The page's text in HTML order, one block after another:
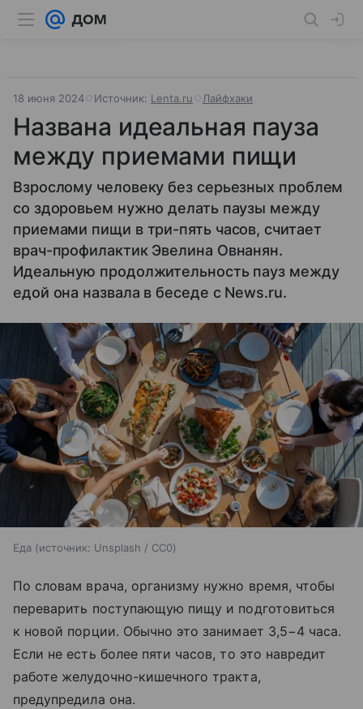
18 июня 2024 Источник: Lenta.ru Лайфхаки
Названа идеальная пауза
между приемами пищи
Взрослому человеку без серьезных проблем
со здоровьем нужно делать паузы между
приемами пищи в три-пять часов, считает
врач-профилактик Эвелина Овнанян.
Идеальную продолжительность пауз между
едой она назвала в беседе с News.ru.
Еда источник: Unsplash / CC0
По словам врача, организму нужно время, чтобы
переварить поступающую пищу и подготовиться
к новой порции. Обычно это занимает 3,5−4 часа.
Если не есть более пяти часов, то это навредит
работе желудочно-кишечного тракта,
предупредила она.